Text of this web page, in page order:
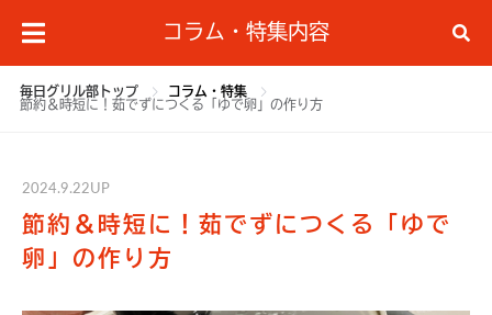
コラム・特集内容
毎日グリル部トップ
コラム・特集
節約＆時短に！茹でずにつくる「ゆで卵」の作り方
2024.9.22UP
節約＆時短に！茹でずにつくる「ゆで
卵」の作り方